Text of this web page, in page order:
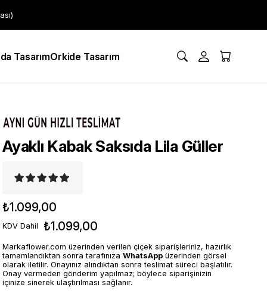
TasarımOrkide Tasarım
Ayaklı Kabak Saksıda Lila Güller
₺1.099,00
KDV Dahil ₺1.099,00
Markaflower.com üzerinden verilen çiçek siparişleriniz, hazırlık
tamamlandıktan sonra tarafınızaWhatsApp üzerinden görsel
olarak iletilir. Onayınız alındıktan sonra teslimat süreci başlatılır.
Onay vermeden gönderim yapılmaz; böylece siparişinizin
içinize sinerek ulaştırılması sağlanır.